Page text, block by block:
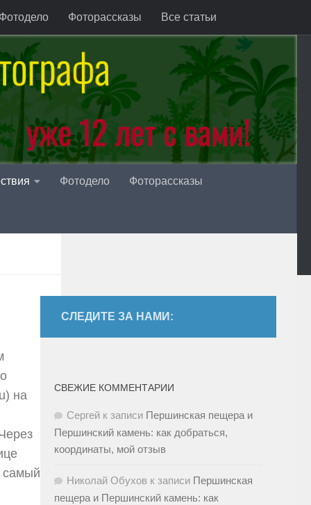
Фотодело Фоторассказы Все статьи
Фотодело Фоторассказы
на
самый
СЛЕДИТЕ ЗА НАМИ:
СВЕЖИЕ КОММЕНТАРИИ
Сергей к записи Першинская пещера и
Першинский камень: как добраться,
координаты, мой отзыв
Николай Обухов к записи Першинская
пещера и Першинский камень: как